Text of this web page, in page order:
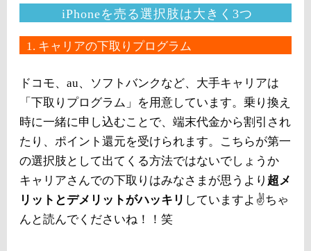
iPhoneを売る選択肢は大きく3つ
1. キャリアの下取りプログラム
ドコモ、au、ソフトバンクなど、大手キャリアは
「下取りプログラム」を用意しています。乗り換え
時に一緒に申し込むことで、端末代金から割引され
たり、ポイント還元を受けられます。こちらが第一
の選択肢として出てくる方法ではないでしょうか
キャリアさんでの下取りはみなさまが思うより 超メ
リットとデメリットがハッキリ していますよ✌️ちゃ
んと読んでくださいね！！笑